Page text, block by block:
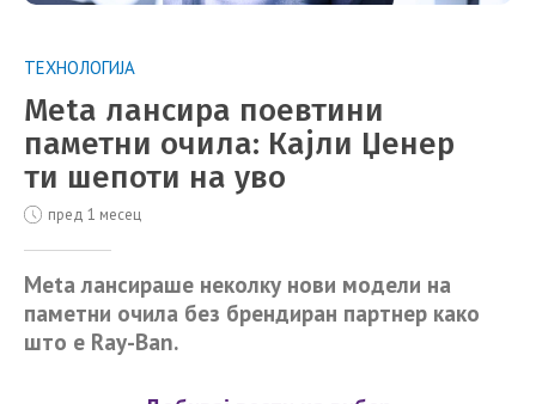
ТЕХНОЛОГИЈА
Meta лансира поевтини
паметни очила: Кајли Џенер
ти шепоти на уво
пред 1 месец
Meta лансираше неколку нови модели на
паметни очила без брендиран партнер како
што е Ray-Ban.